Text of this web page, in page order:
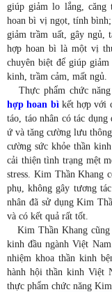
giúp giảm lo lắng, căng
hoan bì vị ngọt, tính
giảm trầm uất, gây ngủ,
hợp hoan bì là một vị
chuyên biệt để giúp
kinh, trầm cảm, mất ngủ.
Thực phẩm chức
hợp hoan bì kết hợp với
táo, táo nhân có tác
ứ và tăng cường lưu
cường sức khỏe thần
cải thiện tình trạng mệt
stress. Kim Thần Khang
phụ, không gây tương
nhân đã sử dụng Kim
và có kết quả rất tốt.
Kim Thần Khang cũng
kinh đầu ngành Việt
nhiệm khoa thần kinh
hành hội thần kinh Việt
thực phẩm chức năng